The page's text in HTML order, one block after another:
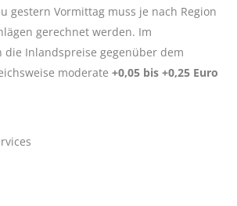
gestern Vormittag muss je nach Region
gerechnet werden. Im
die Inlandspreise gegenüber dem
moderate +0,05 bis +0,25 Euro